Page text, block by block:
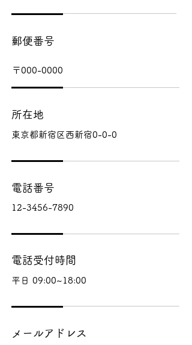
郵便番号
〒000-0000
所在地
東京都新宿区西新宿0-0-0
電話番号
12-3456-7890
電話受付時間
平日 09:00~18:00
メールアドレス